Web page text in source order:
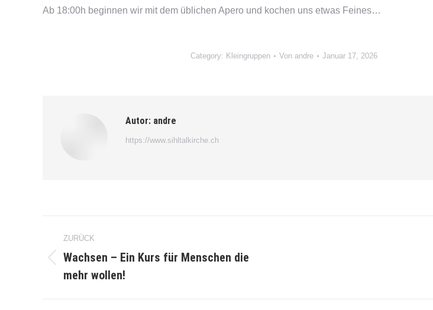
Ab 18:00h beginnen wir mit dem üblichen Apero und kochen uns etwas Feines…
Category: Kleingruppen Von andre Januar 17, 2026
Autor: andre
https://www.sihltalkirche.ch
Kommentarnavigation
ZURÜCK
Vorheriger
Beitrag:
Wachsen – Ein Kurs für Menschen die
mehr wollen!